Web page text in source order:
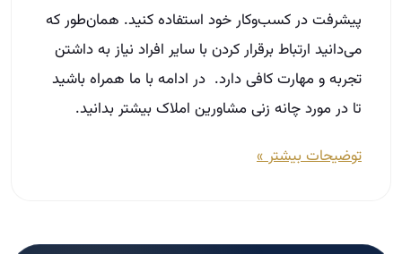
در دوره‌های آکادمی ثبت‌نام کنید.